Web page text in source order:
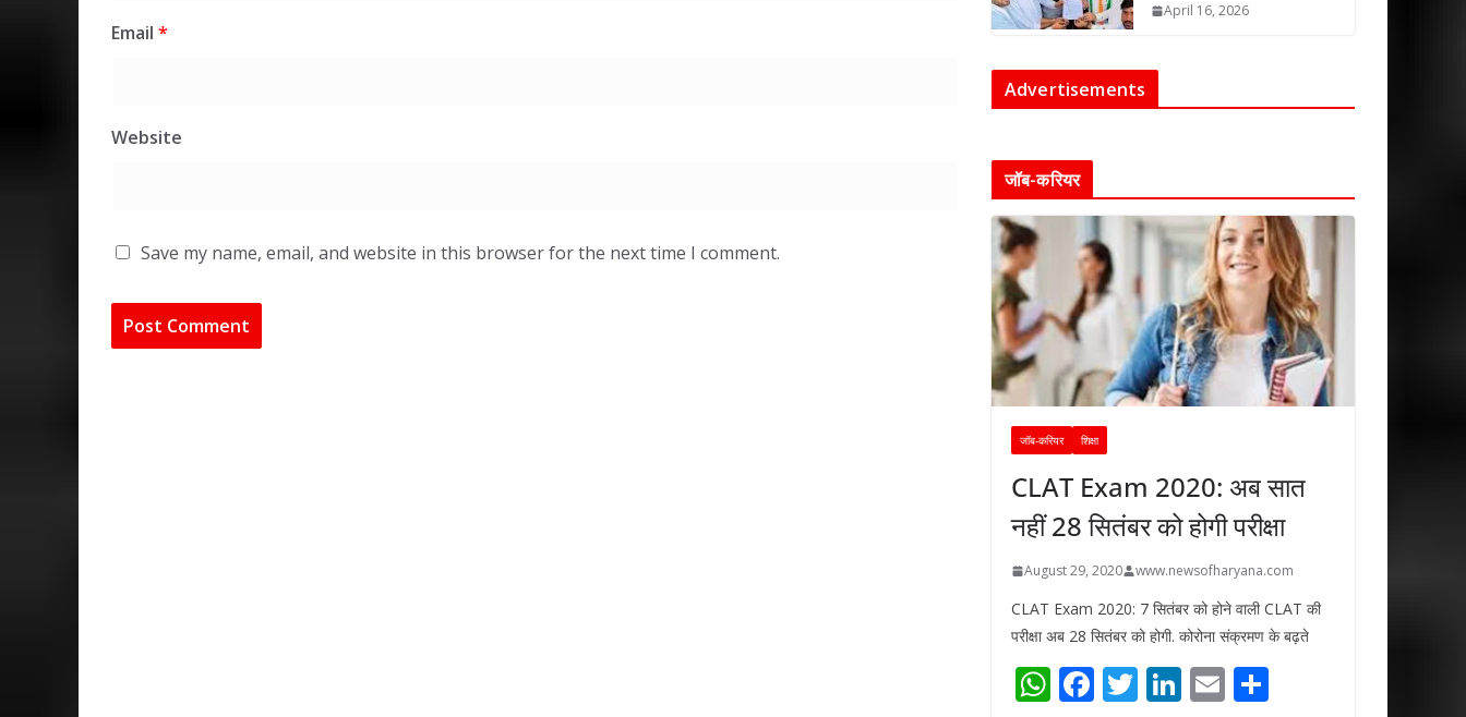
Email *
Website
Save my name, email, and website in this browser for the next time I comment.
April 16, 2026
Advertisements
जॉब-करियर
जॉब-करियर शिक्षा
CLAT Exam 2020: अब सात
नहीं 28 सितंबर को होगी परीक्षा
August 29, 2020 www.newsofharyana.com
CLAT Exam 2020: 7 सितंबर को होने वाली CLAT की
परीक्षा अब 28 सितंबर को होगी. कोरोना संक्रमण के बढ़ते
W F T Li E